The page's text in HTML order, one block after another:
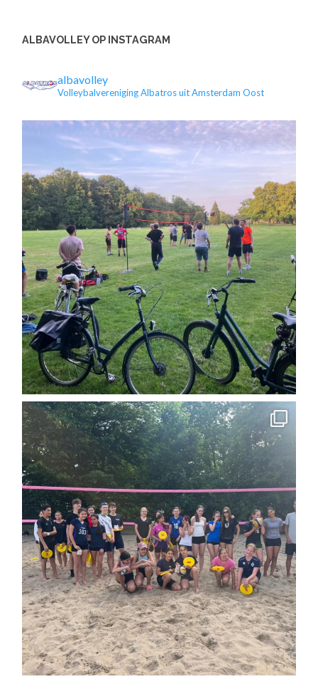
ALBAVOLLEY OP INSTAGRAM
albavolley
Volleybalvereniging Albatros uit Amsterdam Oost